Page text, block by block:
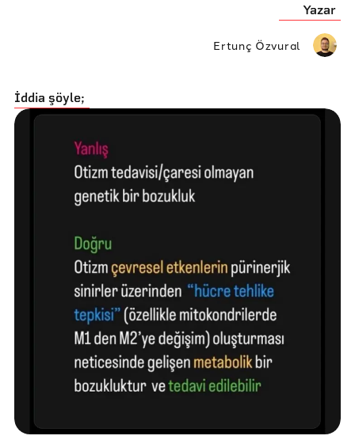
Yazar
Ertunç Özvural
İddia şöyle;